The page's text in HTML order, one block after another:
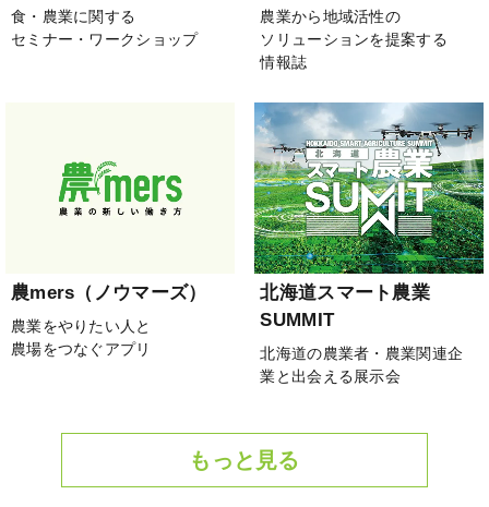
食・農業に関する
セミナー・ワークショップ
農業から地域活性の
ソリューションを提案する
情報誌
農mers（ノウマーズ）
農業をやりたい人と
農場をつなぐアプリ
北海道スマート農業
SUMMIT
北海道の農業者・農業関連企
業と出会える展示会
もっと見る